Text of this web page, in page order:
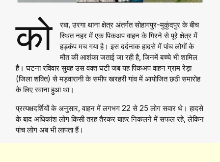
को
रबा, उरगा थाना क्षेत्र अंतर्गत सोहागपुर-मुकुंदपुर के बीच
स्थित नहर में एक पिकअप वाहन के गिरने से पूरे क्षेत्र में
हड़कंप मच गया है। इस दर्दनाक हादसे में पांच लोगों के
मौत की आशंका जताई जा रही है, जिनमें बच्चे भी शामिल
हैं। घटना रविवार सुबह उस वक्त घटी जब यह पिकअप वाहन ग्राम रेड़ा
(जिला शक्ति) से मड़वारानी के समीप खरहरी गांव में आयोजित छठी समारोह
के लिए रवाना हुआ था।
प्रत्यक्षदर्शियों के अनुसार, वाहन में लगभग 22 से 25 लोग सवार थे। हादसे
के बाद अधिकांश लोग किसी तरह तैरकर बाहर निकलने में सफल रहे, लेकिन
पांच लोग अब भी लापता हैं।